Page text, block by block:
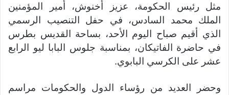
مثل رئيس الحكومة، عزيز أخنوش، أمير المؤمنين
الملك محمد السادس، في حفل التنصيب الرسمي
الذي أقيم صباح اليوم الأحد، بساحة القديس بطرس
في حاضرة الفاتيكان، بمناسبة جلوس البابا ليو الرابع
عشر على الكرسي البابوي.
وحضر العديد من رؤساء الدول والحكومات مراسم